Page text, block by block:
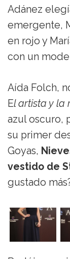
Adánez
emergente,
en rojo y
con un
Aída Folch,
El artista y la
azul oscuro,
su primer
Goyas,
vestido de
gustado